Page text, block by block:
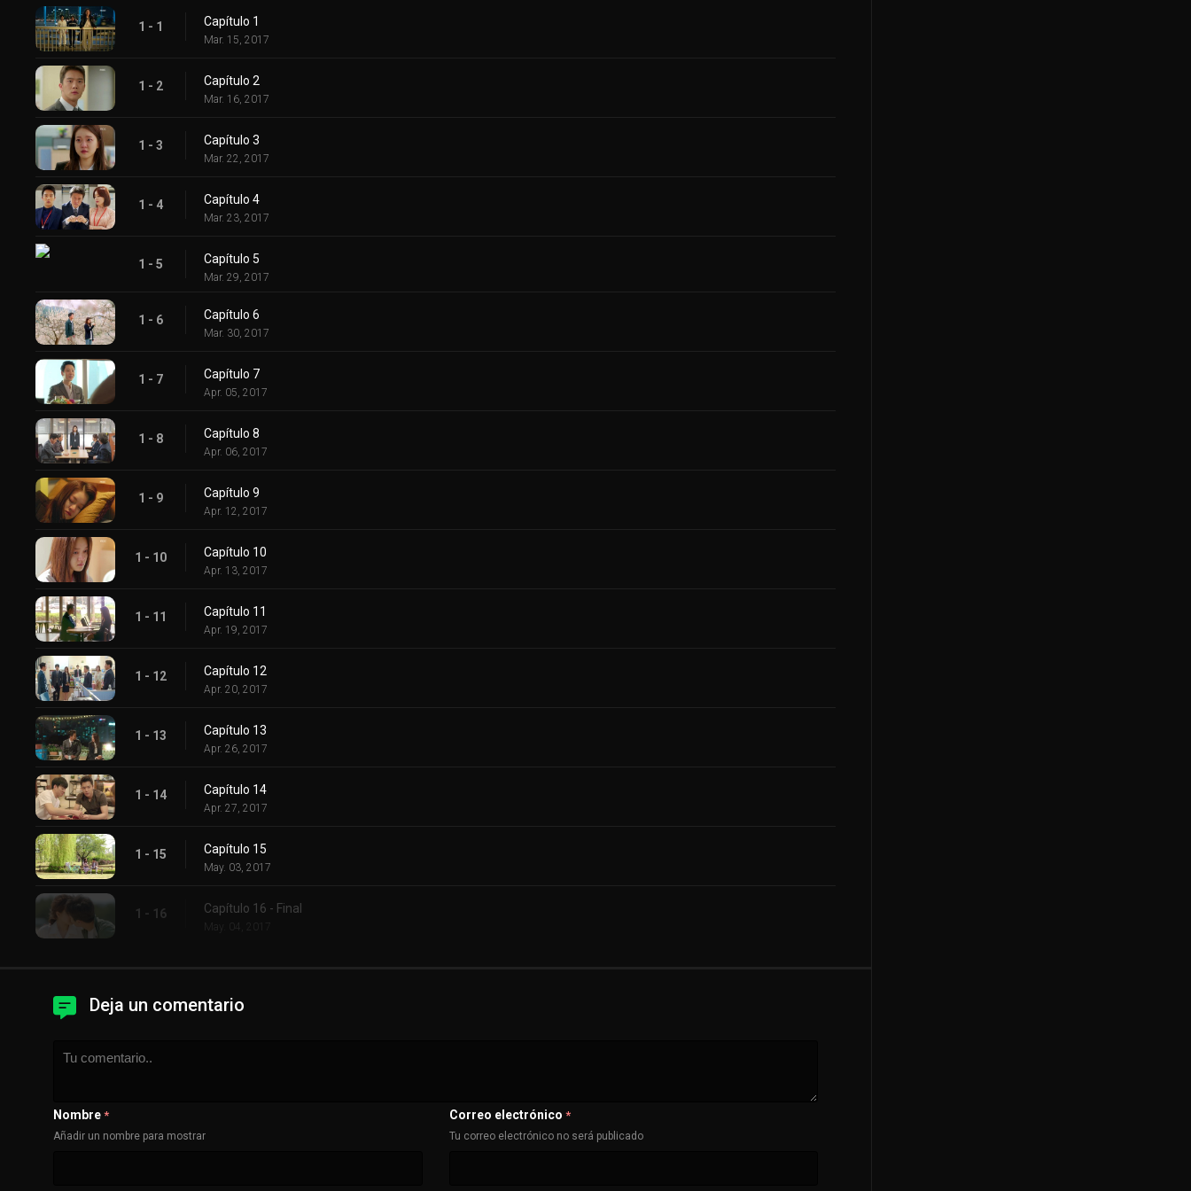
1 - 1 Capítulo 1
Mar. 15, 2017
1 - 2 Capítulo 2
Mar. 16, 2017
1 - 3 Capítulo 3
Mar. 22, 2017
1 - 4 Capítulo 4
Mar. 23, 2017
1 - 5 Capítulo 5
Mar. 29, 2017
1 - 6 Capítulo 6
Mar. 30, 2017
1 - 7 Capítulo 7
Apr. 05, 2017
1 - 8 Capítulo 8
Apr. 06, 2017
1 - 9 Capítulo 9
Apr. 12, 2017
1 - 10 Capítulo 10
Apr. 13, 2017
1 - 11 Capítulo 11
Apr. 19, 2017
1 - 12 Capítulo 12
Apr. 20, 2017
1 - 13 Capítulo 13
Apr. 26, 2017
1 - 14 Capítulo 14
Apr. 27, 2017
1 - 15 Capítulo 15
May. 03, 2017
1 - 16 Capítulo 16 - Final
May. 04, 2017
Deja un comentario
Nombre *
Añadir un nombre para mostrar
Correo electrónico *
Tu correo electrónico no será publicado